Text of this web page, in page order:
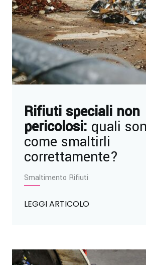
Rifiuti speciali non
pericolosi: quali
come smaltirli
correttamente?
Smaltimento Rifiuti
LEGGI ARTICOLO